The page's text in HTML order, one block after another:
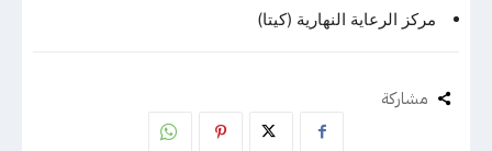
مركز الرعاية النهارية (كيتا)
مشاركة